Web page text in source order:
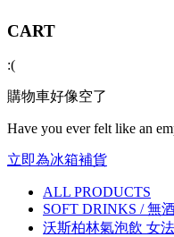
CART
:(
購物車好像空了
Have you ever felt like an
立即為冰箱補貨
ALL PRODUCTS
SOFT DRINKS / 無
沃斯柏林氣泡飲 女